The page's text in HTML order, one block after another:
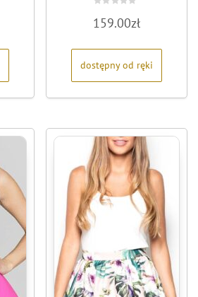
0
159.00zł
dostępny od ręki